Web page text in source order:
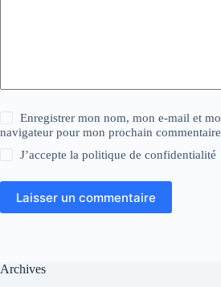
Enregistrer mon nom, mon e-mail et
navigateur pour mon prochain
J’accepte lapolitique de confidentialité
Laisser un commentaire
Archives